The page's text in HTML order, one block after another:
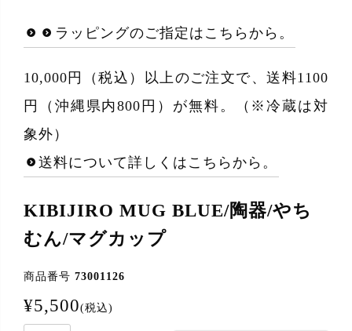
ラッピングのご指定はこちらから。
10,000円（税込）以上のご注文で、送料1100
円（沖縄県内800円）が無料。（※冷蔵は対
象外）
送料について詳しくはこちらから。
KIBIJIRO MUG BLUE/陶器/やち
むん/マグカップ
商品番号 73001126
¥5,500 税込